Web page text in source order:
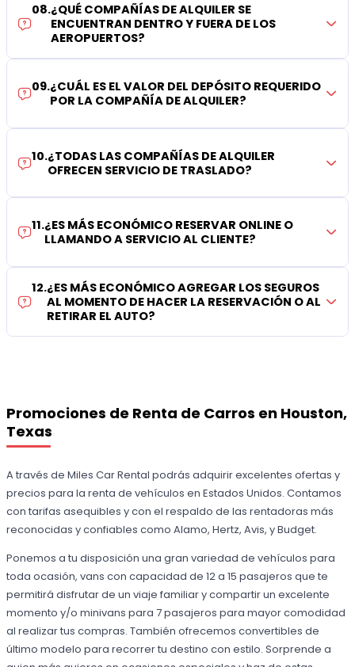
08.¿QUÉ COMPAÑÍAS DE ALQUILER SE
ENCUENTRAN DENTRO Y FUERA DE LOS
AEROPUERTOS?
09.¿CUÁL ES EL VALOR DEL DEPÓSITO REQUERIDO
POR LA COMPAÑÍA DE ALQUILER?
10.¿TODAS LAS COMPAÑÍAS DE ALQUILER
OFRECEN SERVICIO DE TRASLADO?
11.¿ES MÁS ECONÓMICO RESERVAR ONLINE O
LLAMANDO A SERVICIO AL CLIENTE?
12.¿ES MÁS ECONÓMICO AGREGAR LOS SEGUROS
AL MOMENTO DE HACER LA RESERVACIÓN O AL
RETIRAR EL AUTO?
Promociones de Renta de Carros en Houston,
Texas
A través de Miles Car Rental podrás adquirir excelentes ofertas y
precios para la renta de vehículos en Estados Unidos. Contamos
con tarifas asequibles y con el respaldo de las rentadoras más
reconocidas y confiables como Alamo, Hertz, Avis, y Budget.
Ponemos a tu disposición una gran variedad de vehículos para
toda ocasión, vans con capacidad de 12 a 15 pasajeros que te
permitirá disfrutar de un viaje familiar y compartir un excelente
momento y/o minivans para 7 pasajeros para mayor comodidad
al realizar tus compras. También ofrecemos convertibles de
último modelo para recorrer tu destino con estilo. Sorprende a